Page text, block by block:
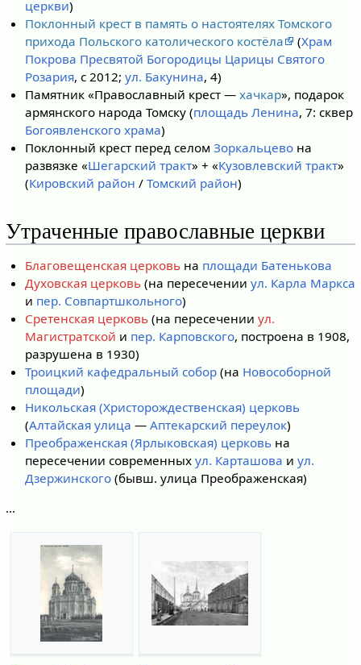
церкви)
Поклонный крест в память о настоятелях Томского
прихода Польского католического костёла
(Храм
Покрова Пресвятой Богородицы Царицы Святого
Розария, с 2012;ул. Бакунина, 4)
Памятник «Православный крест —хачкар», подарок
армянского народа Томску (площадь Ленина, 7: сквер
Богоявленского храма)
Поклонный крест перед селомЗоркальцево на
развязке «Шегарский тракт» + «Кузовлевский тракт»
(Кировский район /Томский район)
Утраченные православные церкви
Благовещенская церковь на площади Батенькова
Духовская церковь (на пересеченииул. Карла Маркса
и пер. Совпартшкольного)
Сретенская церковь (на пересеченииул.
Магистратской и пер. Карповского, построена в 1908,
разрушена в 1930)
Троицкий кафедральный собор (на Новособорной
площади)
Никольская (Христорождественская) церковь
(Алтайская улица —Аптекарский переулок)
Преображенская (Ярлыковская) церковь на
пересечении современныхул. Карташова иул.
Дзержинского (бывш. улица Преображенская)
…